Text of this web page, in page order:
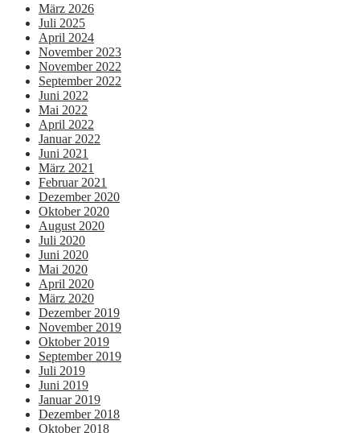
März 2026
Juli 2025
April 2024
November 2023
November 2022
September 2022
Juni 2022
Mai 2022
April 2022
Januar 2022
Juni 2021
März 2021
Februar 2021
Dezember 2020
Oktober 2020
August 2020
Juli 2020
Juni 2020
Mai 2020
April 2020
März 2020
Dezember 2019
November 2019
Oktober 2019
September 2019
Juli 2019
Juni 2019
Januar 2019
Dezember 2018
Oktober 2018